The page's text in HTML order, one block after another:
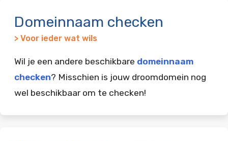
Domeinnaam checken
> Voor ieder wat wils
Wil je een andere beschikbare domeinnaam
checken? Misschien is jouw droomdomein nog
wel beschikbaar om te checken!